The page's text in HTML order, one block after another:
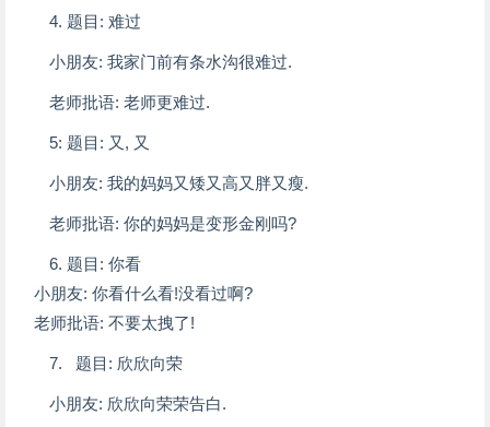
4. 题目: 难过
小朋友: 我家门前有条水沟很难过.
老师批语: 老师更难过.
5: 题目: 又, 又
小朋友: 我的妈妈又矮又高又胖又瘦.
老师批语: 你的妈妈是变形金刚吗?
6. 题目: 你看
小朋友: 你看什么看!没看过啊?
老师批语: 不要太拽了!
7. 题目: 欣欣向荣
小朋友: 欣欣向荣荣告白.